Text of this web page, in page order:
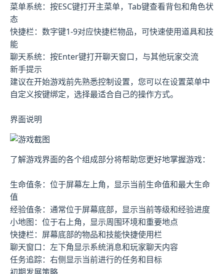
菜单系统：按ESC键打开主菜单，Tab键查看背包和角色状
态
快捷栏：数字键1-9对应快捷栏物品，可快速使用道具和技
能
聊天系统：按Enter键打开聊天窗口，与其他玩家交流
新手提示
建议在开始游戏前先熟悉控制设置，您可以在设置菜单中
自定义按键绑定，选择最适合自己的操作方式。
界面说明
了解游戏界面的各个组成部分将帮助您更好地掌握游戏：
生命值条：位于屏幕左上角，显示当前生命值和最大生命
值
经验值条：通常位于屏幕底部，显示当前等级和经验进度
小地图：位于右上角，显示周围环境和重要地点
快捷栏：屏幕底部的物品和技能快捷使用栏
聊天窗口：左下角显示系统消息和玩家聊天内容
任务追踪：右侧显示当前进行的任务和目标